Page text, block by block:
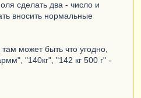
сделать два - число и
вносить нормальные
может быть что угодно,
"140кг", "142 кг 500 г" -